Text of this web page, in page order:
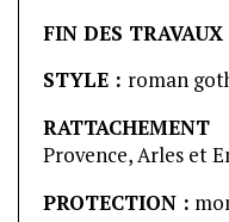
FIN DES TRAVAUX
STYLE : roman
Provence, Arles et
PROTECTION :